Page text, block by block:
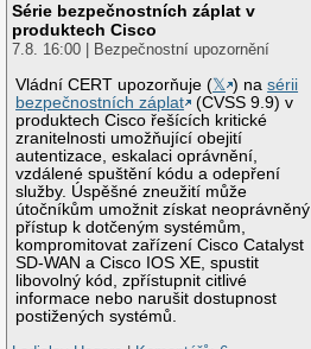
Série bezpečnostních záplat v
produktech Cisco
7.8. 16:00 | Bezpečnostní upozornění
Vládní CERT upozorňuje (𝕏 ) nasérii
bezpečnostních záplat
(CVSS 9.9) v
produktech Cisco řešících kritické
zranitelnosti umožňující obejití
autentizace, eskalaci oprávnění,
vzdálené spuštění kódu a odepření
služby. Úspěšné zneužití může
útočníkům umožnit získat neoprávněný
přístup k dotčeným systémům,
kompromitovat zařízení Cisco Catalyst
SD-WAN a Cisco IOS XE, spustit
libovolný kód, zpřístupnit citlivé
informace nebo narušit dostupnost
postižených systémů.